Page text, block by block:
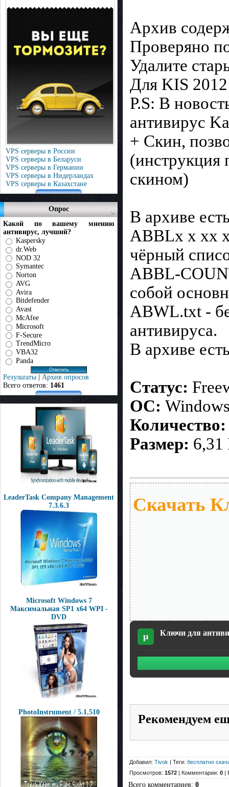
VPS серверы в России
VPS серверы в Беларуси
VPS серверы в Германии
VPS серверы в Нидерландах
VPS серверы в Казахстане
Опрос
Какой по вашему мнению
антивирус, лучший?
Kaspersky
dr.Web
NOD 32
Symantec
Norton
AVG
Avira
Bitdefender
Avast
McAfee
Microsoft
F-Secure
TrendMicro
VBA32
Panda
Результаты | Архив опросов
Всего ответов: 1461
LeaderTask Company Management
7.3.6.3
Microsoft Windows 7
Максимальная SP1 x64 WPI -
DVD
PhotoInstrument / 5.1.510
Архив
Проверяно
Удалите
Для KIS
P.S: В
антивирус
+ Скин,
(инструкция
скином)
В архиве
ABBLx x xx
чёрный
ABBL-
собой
ABWL.txt -
антивируса.
В архиве
Статус:
ОС:
Количество:
Размер:
Скачать
µ Ключи для
Рекомендуем
Добавил: Tivok | Теги: бесплатно
Просмотров: 1572 | Комментарии: 0 |
Всего комментариев: 0